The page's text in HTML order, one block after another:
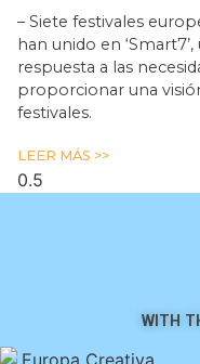
– Siete festivales
han unido en
respuesta a las
proporcionar una
festivales.
LEER MÁS >>
WITH